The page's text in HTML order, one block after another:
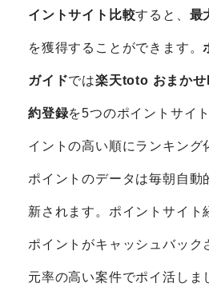
イントサイト比較すると、 最
を獲得することができます。
ガイドでは楽天toto おまか
約登録を5つのポイントサイ
イントの高い順にランキング
ポイントのデータは毎朝自動
新されます。ポイントサイト
ポイントがキャッシュバック
元率の高い案件でポイ活しま